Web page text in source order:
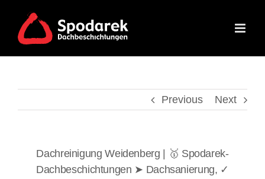
content
Previous Next
Dachreinigung Weidenberg | 🥇 Spodarek-
Dachbeschichtungen ➤ Dachsanierung, ✓